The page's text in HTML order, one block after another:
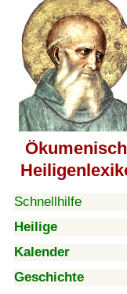
Schnellhilfe
Heilige
Kalender
Geschichte